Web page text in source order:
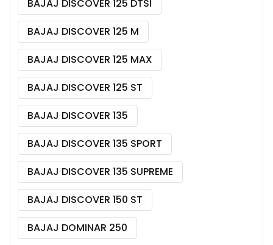
BAJAJ DISCOVER 125 DTSI
BAJAJ DISCOVER 125 M
BAJAJ DISCOVER 125 MAX
BAJAJ DISCOVER 125 ST
BAJAJ DISCOVER 135
BAJAJ DISCOVER 135 SPORT
BAJAJ DISCOVER 135 SUPREME
BAJAJ DISCOVER 150 ST
BAJAJ DOMINAR 250